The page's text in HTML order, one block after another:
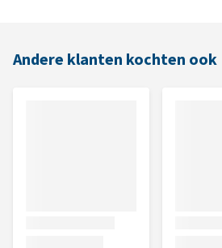
Andere klanten kochten ook